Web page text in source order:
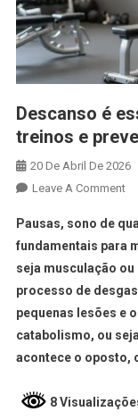
Descanso é
treinos e
20 De Abril De 2026
Leave A Comment
Pausas, sono de
fundamentais para
seja musculação
processo de
pequenas lesões e
catabolismo, ou
acontece o oposto,
8